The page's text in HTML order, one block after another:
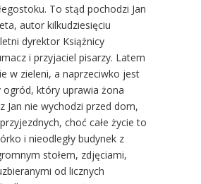
To stąd pochodzi Jan
autor kilkudziesięciu
dyrektor Książnicy
i przyjaciel pisarzy. Latem
w zieleni, a naprzeciwko jest
ogród, który uprawia żona
Jan nie wychodzi przed dom,
choć całe życie to
i nieodległy budynek z
stołem, zdjęciami,
od licznych